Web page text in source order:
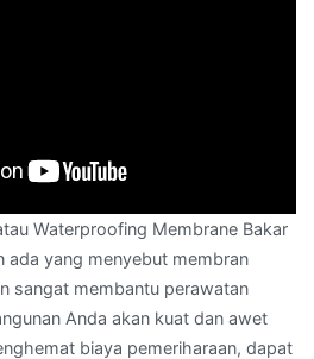
Waterproofing Membrane Bakar
ada yang menyebut membran
sangat membantu perawatan
Anda akan kuat dan awet
biaya pemeriharaan, dapat